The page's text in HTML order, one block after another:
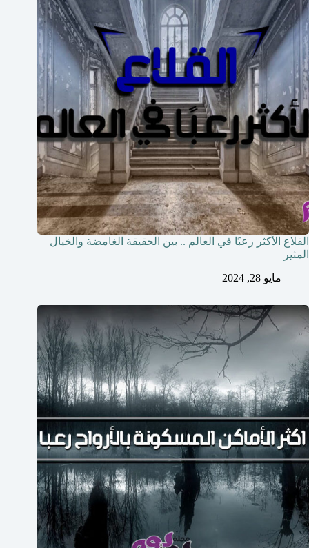
القلاع الأكثر رعبًا في العالم .. بين الحقيقة الغامضة والخيال
المثير
مايو 28, 2024